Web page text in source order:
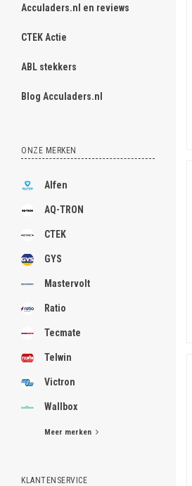
Acculaders.nl en reviews
CTEK Actie
ABL stekkers
Blog Acculaders.nl
ONZE MERKEN
Alfen
AQ-TRON
CTEK
GYS
Mastervolt
Ratio
Tecmate
Telwin
Victron
Wallbox
Meer merken
KLANTENSERVICE